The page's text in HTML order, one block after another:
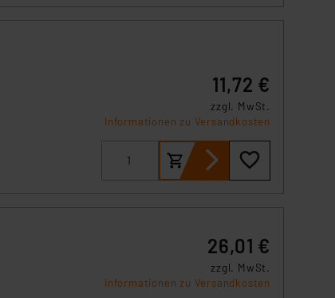
11,72 €
zzgl. MwSt.
Informationen zu Versandkosten
26,01 €
zzgl. MwSt.
Informationen zu Versandkosten